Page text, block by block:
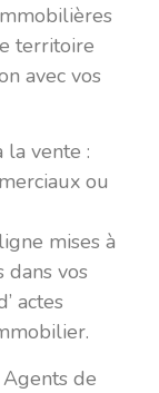
territoire
avec vos
la vente :
ou
mises à
dans vos
actes
Agents de